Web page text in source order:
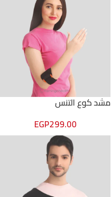
مشد كوع التنس
EGP299.00